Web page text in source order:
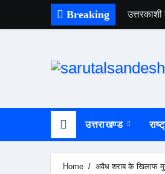
Breaking
उत्तराखण्ड
Home अवैध शराब के खिलाफ